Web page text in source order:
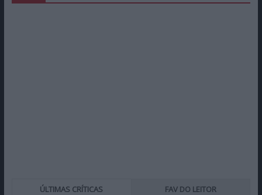
ÚLTIMAS CRÍTICAS FAV DO LEITOR